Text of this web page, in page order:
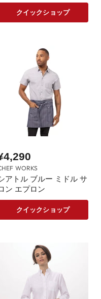
クイックショップ
WORKS
アトル ブルー ミドル サ
ン エプロン
クイックショップ